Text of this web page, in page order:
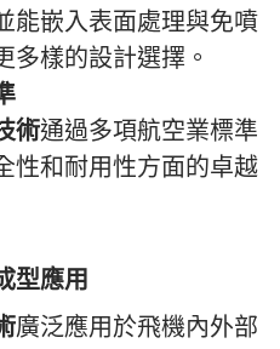
能嵌入表面處理與免噴
多樣的設計選擇。
術通過多項航空業標準
性和耐用性方面的卓越
型應用
廣泛應用於飛機內外部